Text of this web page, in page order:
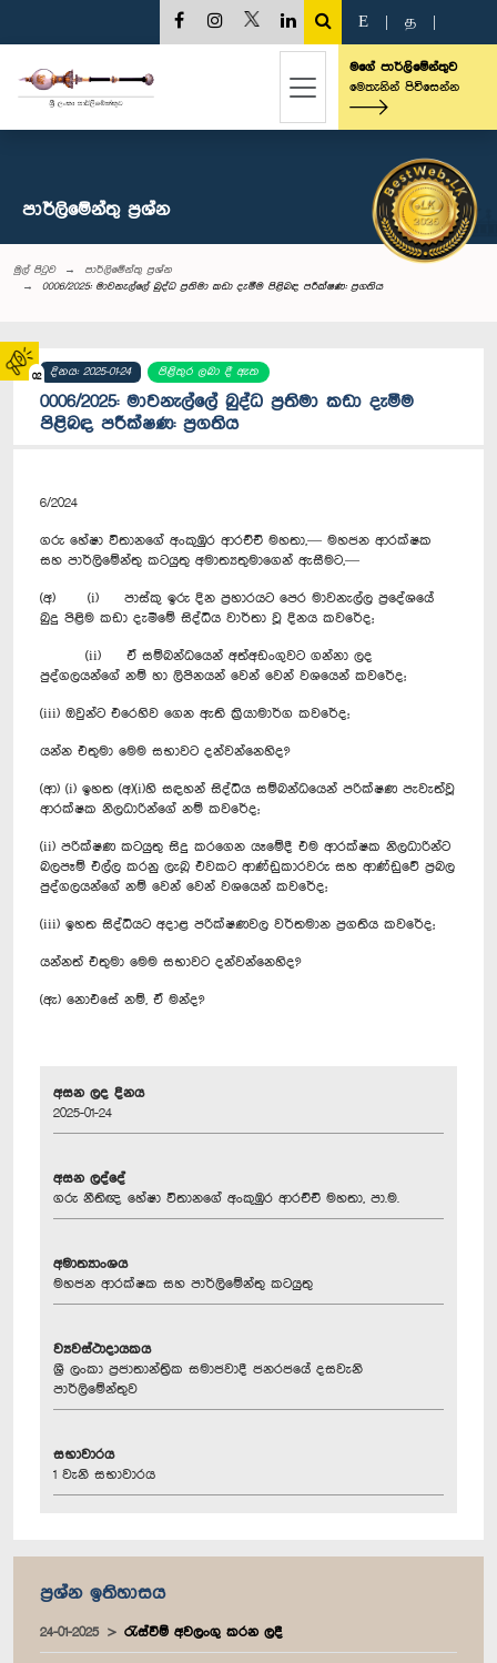
02
E த
මගේ පාර්ලිමේන්තුව
මෙතැනින් පිවිසෙන්න
පාර්ලි‌මේන්තු‌ ප්‍රශ්න
මුල් පිටුව
පාර්ලි‌මේන්තු‌ ප්‍රශ්න
0006/2025: මාවනැල්ලේ බුද්ධ ප්‍රතිමා කඩා දැමීම පිළිබඳ පරීක්ෂණ: ප්‍රගතිය
දිනය: 2025-01-24 පිළිතුර ලබා දී ඇත
0006/2025: මාවනැල්ලේ බුද්ධ ප්‍රතිමා කඩා දැමීම
පිළිබඳ පරීක්ෂණ: ප්‍රගතිය
6/2024
ගරු හේෂා විතානගේ අංකුඹුර ආරච්චි මහතා,— මහජන ආරක්ෂක
සහ පාර්ලිමේන්තු කටයුතු අමාත්‍යතුමාගෙන් ඇසීමට,—
(අ) (i) පාස්කු ඉරු දින ප්‍රහාරයට පෙර මාවනැල්ල ප්‍රදේශයේ
බුදු පිළිම කඩා දැමීමේ සිද්ධිය වාර්තා වූ දිනය කවරේද;
(ii) ඒ සම්බන්ධයෙන් අත්අඩංගුවට ගන්නා ලද
පුද්ගලයන්ගේ නම් හා ලිපිනයන් වෙන් වෙන් වශයෙන් කවරේද;
(iii) ඔවුන්ට එරෙහිව ගෙන ඇති ක්‍රියාමාර්ග කවරේද;
යන්න එතුමා මෙම සභාවට දන්වන්නෙහිද?
(ආ) (i) ඉහත (අ)(i)හි සඳහන් සිද්ධිය සම්බන්ධයෙන් පරික්ෂණ පැවැත්වූ
ආරක්ෂක නිලධාරින්ගේ නම් කවරේද;
(ii) පරික්ෂණ කටයුතු සිදු කරගෙන යෑමේදී එම ආරක්ෂක නිලධාරින්ට
බලපෑම් එල්ල කරනු ලැබූ එවකට ආණ්ඩුකාරවරු සහ ආණ්ඩුවේ ප්‍රබල
පුද්ගලයන්ගේ නම් වෙන් වෙන් වශයෙන් කවරේද;
(iii) ඉහත සිද්ධියට අදාළ පරික්ෂණවල වර්තමාන ප්‍රගතිය කවරේද;
යන්නත් එතුමා මෙම සභාවට දන්වන්නෙහිද?
(ඇ) නොඑසේ නම්, ඒ මන්ද?
අසන ලද දිනය
2025-01-24
අසන ලද්දේ
ගරු නීතිඥ හේෂා විතානගේ අංකුඹුර ආරච්චි මහතා, පා.ම.
අමාත්‍යාංශය
මහජන ආරක්ෂක සහ පාර්ලිමේන්තු කටයුතු
ව්‍යවස්ථාදායකය
ශ්‍රී ලංකා ප්‍රජාතාන්ත්‍රික සමාජවාදී ජනරජයේ දසවැනි
පාර්ලිමේන්තුව
සභාවාරය
1 වැනි සභාවාරය
ප්‍රශ්න ඉතිහාසය
24-01-2025 රැස්වීම් අවලංගු කරන ලදී